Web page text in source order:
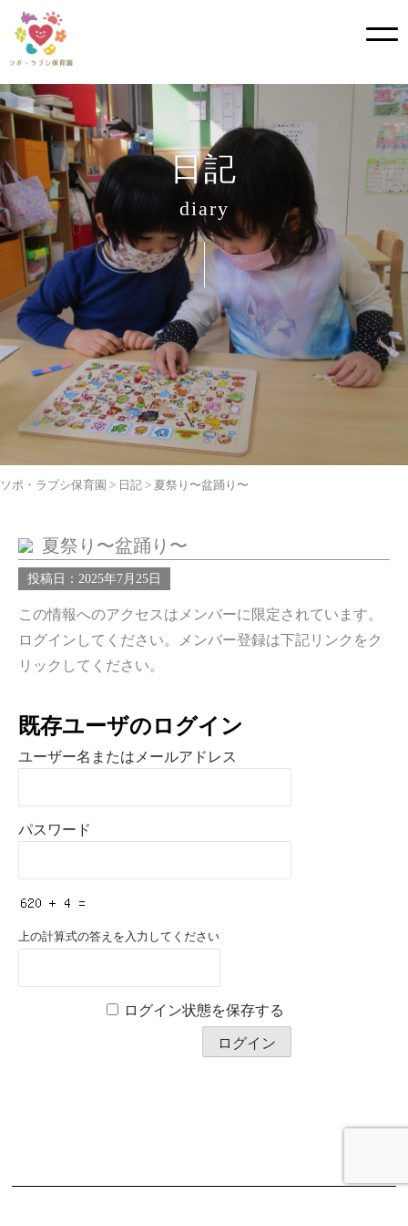
Skip
to
content
日記
diary
ソポ・ラプシ保育園 > 日記 > 夏祭り〜盆踊り〜
夏祭り〜盆踊り〜
投稿日：2025年7月25日
この情報へのアクセスはメンバーに限定されています。
ログインしてください。メンバー登録は下記リンクをク
リックしてください。
既存ユーザのログイン
ユーザー名またはメールアドレス
パスワード
上の計算式の答えを入力してください
ログイン状態を保存する